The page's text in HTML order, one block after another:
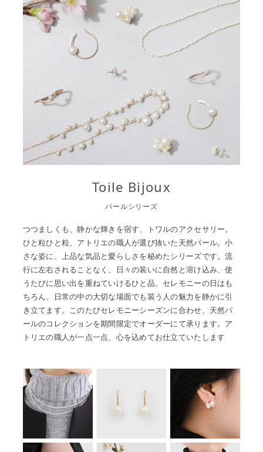
Toile Bijoux
パールシリーズ
つつましくも、静かな輝きを宿す、トワルのアクセサリー。
ひと粒ひと粒、アトリエの職人が選び抜いた天然パール。小
さな姿に、上品な気品と愛らしさを秘めたシリーズです。流
行に左右されることなく、日々の装いに自然と溶け込み、使
うたびに思い出を重ねていけるひと品。セレモニーの日はも
ちろん、日常の中の大切な場面でも装う人の魅力を静かに引
き立てます。このたびセレモニーシーズンに合わせ、天然パ
ールのコレクションを期間限定でオーダーにて承ります。ア
トリエの職人が一点一点、心を込めてお仕立ていたします